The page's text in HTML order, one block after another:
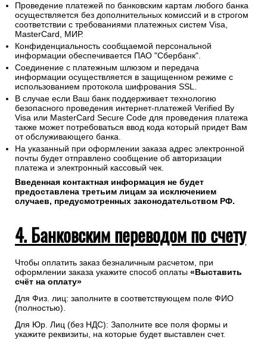
Проведение платежей по банковским картам любого банка
осуществляется без дополнительных комиссий и в строгом
соответствии с требованиями платежных систем Visa,
MasterCard, МИР.
Конфиденциальность сообщаемой персональной
информации обеспечивается ПАО "Сбербанк".
Соединение с платежным шлюзом и передача
информации осуществляется в защищенном режиме с
использованием протокола шифрования SSL.
В случае если Ваш банк поддерживает технологию
безопасного проведения интернет-платежей Verified By
Visa или MasterCard Secure Code для проведения платежа
также может потребоваться ввод кода который придет Вам
от обслуживающего банка.
На указанный при оформлении заказа адрес электронной
почты будет отправлено сообщение об авторизации
платежа и электронный кассовый чек.
Введенная контактная информация не будет
предоставлена третьим лицам за исключением
случаев, предусмотренных законодательством РФ.
4. Банковским переводом по счету
Чтобы оплатить заказ безналичным расчетом, при
оформлении заказа укажите способ оплаты «Выставить
счёт на оплату»
Для Физ. лиц: заполните в соответствующем поле ФИО
(полностью).
Для Юр. Лиц (без НДС): Заполните все поля формы и
укажите реквизиты, на которые будет выставлен счет.